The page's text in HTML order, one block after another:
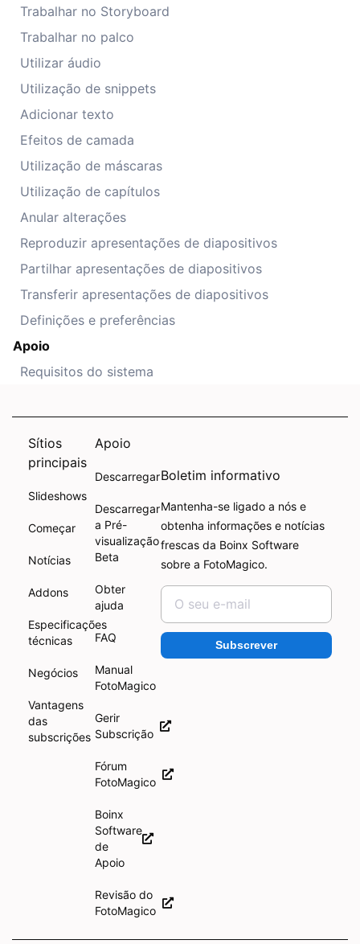
Trabalhar no Storyboard
Trabalhar no palco
Utilizar áudio
Utilização de snippets
Adicionar texto
Efeitos de camada
Utilização de máscaras
Utilização de capítulos
Anular alterações
Reproduzir apresentações de diapositivos
Partilhar apresentações de diapositivos
Transferir apresentações de diapositivos
Definições e preferências
Apoio
Requisitos do sistema
Sítios
principais
Slideshows
Começar
Notícias
Addons
Especificações
técnicas
Negócios
Vantagens
das
subscrições
Apoio
Descarregar
Descarregar
a Pré-
visualização
Beta
Obter
ajuda
FAQ
Manual
FotoMagico
Gerir
Subscrição
Fórum
FotoMagico
Boinx
Software
de
Apoio
Revisão do
FotoMagico
Boletim informativo
Mantenha-se ligado a nós e
obtenha informações e notícias
frescas da Boinx Software
sobre a FotoMagico.
Subscrever